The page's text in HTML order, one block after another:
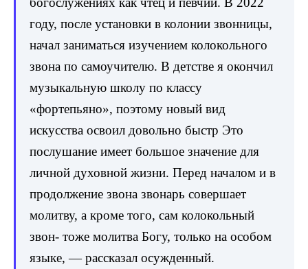
году, после установки в колонии звонницы,
начал заниматься изучением колокольного
звона по самоучителю. В детстве я окончил
музыкальную школу по классу
«фортепьяно», поэтому новый вид
искусства освоил довольно быстр Это
послушание имеет большое значение для
личной духовной жизни. Перед началом и в
продолжение звона звонарь совершает
молитву, а кроме того, сам колокольный
звон- тоже молитва Богу, только на особом
языке, — рассказал осужденный.